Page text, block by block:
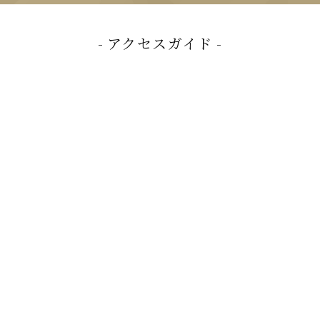
アクセスガイド